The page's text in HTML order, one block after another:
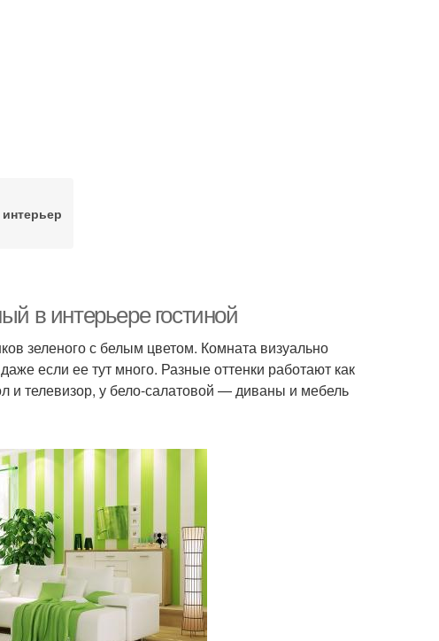
в интерьере гостиной
зеленого с белым цветом. Комната визуально
если ее тут много. Разные оттенки работают как
и телевизор, у бело-салатовой — диваны и мебель